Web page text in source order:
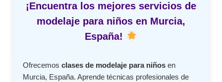
¡Encuentra los mejores servicios de
modelaje para niños en Murcia,
España!
Ofrecemosclases de modelaje para niños en
Murcia, España. Aprende técnicas profesionales de